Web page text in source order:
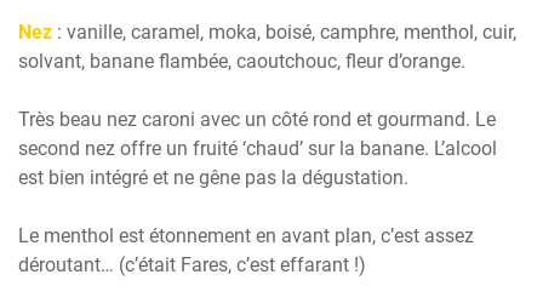
Nez : vanille, caramel, moka, boisé, camphre, menthol, cuir,
solvant, banane flambée, caoutchouc, fleur d’orange.
Très beau nez caroni avec un côté rond et gourmand. Le
second nez offre un fruité ‘chaud’ sur la banane. L’alcool
est bien intégré et ne gêne pas la dégustation.
Le menthol est étonnement en avant plan, c’est assez
déroutant… (c’était Fares, c’est effarant !)